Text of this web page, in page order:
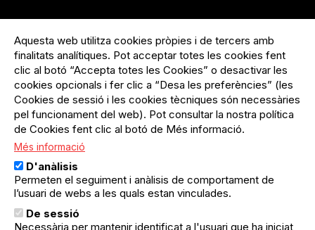
del
compte
d'usuari
Menú
usuari
no
loggat
Registre organització
Menú
Peu
Sobre el projecte
Preguntes freqüents
Contacte
Menú
Legal
Política de privacitat
Avís legal
Política de cookies
El Quèdequè no es fa responsable de les activitats
programades; en són responsables els col·lectius
Aquesta web utilitza cookies pròpies i de tercers amb
finalitats analítiques. Pot acceptar totes les cookies fent
clic al botó “Accepta totes les Cookies” o desactivar les
cookies opcionals i fer clic a “Desa les preferències” (les
Cookies de sessió i les cookies tècniques són necessàries
pel funcionament del web). Pot consultar la nostra política
de Cookies fent clic al botó de Més informació.
Més informació
D'anàlisis
Permeten el seguiment i anàlisis de comportament de
l’usuari de webs a les quals estan vinculades.
De sessió
Necessària per mantenir identificat a l'usuari que ha iniciat